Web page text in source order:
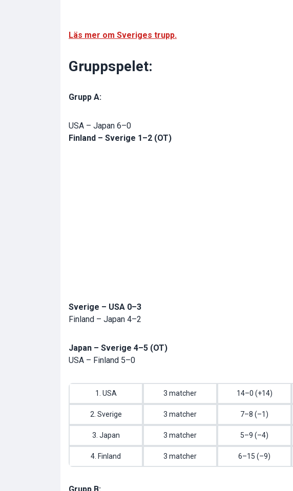
Läs mer om Sveriges trupp.
Gruppspelet:
Grupp A:
USA – Japan 6–0
Finland – Sverige 1–2 (OT)
Sverige – USA 0–3
Finland – Japan 4–2
Japan – Sverige 4–5 (OT)
USA – Finland 5–0
1. USA 3 matcher 14–0 (+14)
2. Sverige 3 matcher 7–8 (–1)
3. Japan 3 matcher 5–9 (–4)
4. Finland 3 matcher 6–15 (–9)